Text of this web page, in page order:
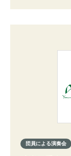
団員による演奏会